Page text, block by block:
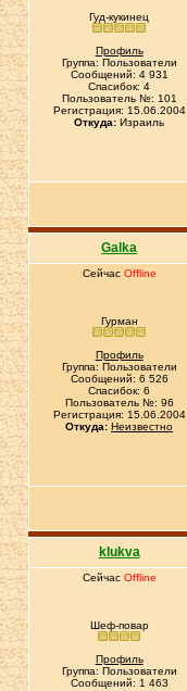
Гуд-кукинец
Профиль
Группа: Пользователи
Сообщений: 4 931
Спасибок: 4
Пользователь №: 101
Регистрация: 15.06.2004
Откуда: Израиль
Galka
Сейчас Offline
Гурман
Профиль
Группа: Пользователи
Сообщений: 6 526
Спасибок: 6
Пользователь №: 96
Регистрация: 15.06.2004
Откуда: Неизвестно
klukva
Сейчас Offline
Шеф-повар
Профиль
Группа: Пользователи
Сообщений: 1 463